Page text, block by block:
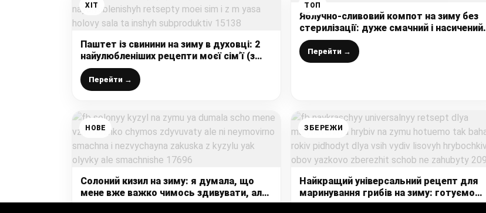
ХІТ
Паштет із свинини на зиму в духовці: 2
найулюбленіших рецепти моєї сім’ї (з
м’яса, голови, сала, та інших
субпродуктів)
Перейти →
ТОП
Яблучно-сливовий компот на зиму без
стерилізації: дуже смачний і насичений,
асорті закрутила, всієї сім’ї догодила
Перейти →
НОВЕ
Солоний кизил на зиму: я думала, що
мене вже важко чимось здивувати, але
ні! Неймовірно смачна і незвичайна
ЗБЕРЕЖИ
Найкращий універсальний рецепт для
маринування грибів на зиму: готуємо
так багато років, підходить для всіх